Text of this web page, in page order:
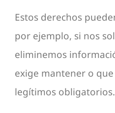
Estos derechos
por ejemplo, si nos
eliminemos
exige mantener o
legítimos obligatorios.